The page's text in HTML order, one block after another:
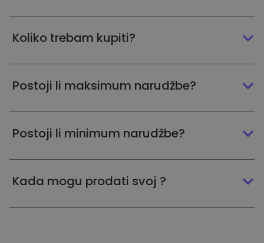
Koliko trebam kupiti?
Postoji li maksimum narudžbe?
Postoji li minimum narudžbe?
Kada mogu prodati svoj ?